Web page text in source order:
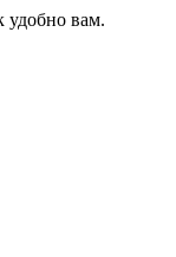
удобно вам.